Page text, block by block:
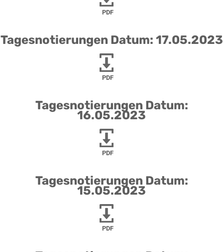
PDF
Tagesnotierungen Datum: 17.05.2023
PDF
Tagesnotierungen Datum:
16.05.2023
PDF
Tagesnotierungen Datum:
15.05.2023
PDF